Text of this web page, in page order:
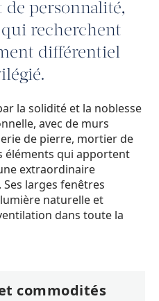
de personnalité,
recherchent
différentiel
la solidité et la noblesse
avec de murs
de pierre, mortier de
éléments qui apportent
extraordinaire
larges fenêtres
naturelle et
dans toute la
commodités